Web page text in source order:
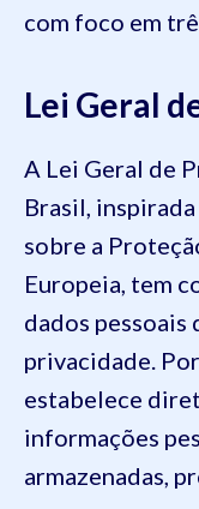
com foco em
Lei Geral
A Lei Geral de
Brasil,
sobre a
Europeia, tem
dados
privacidade.
estabelece
informações
armazenadas,